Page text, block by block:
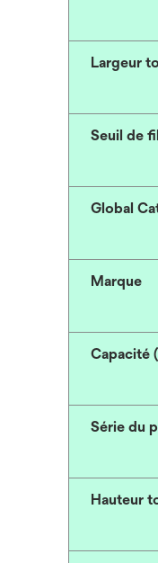
Largeur
Seuil de
Global
Marque
Capacité
Série du
Hauteur